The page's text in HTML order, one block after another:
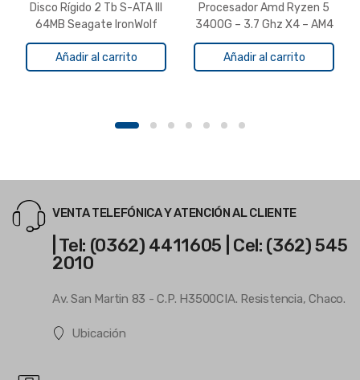
Disco Rígido 2 Tb S-ATA III
64MB Seagate IronWolf
Añadir al carrito
Procesador Amd Ryzen 5
3400G – 3.7 Ghz X4 – AM4
Añadir al carrito
VENTA TELEFÓNICA Y ATENCIÓN AL CLIENTE
| Tel: (0362) 4411605 | Cel: (362) 545
2010
Av. San Martin 83 - C.P. H3500CIA. Resistencia, Chaco.
Ubicación